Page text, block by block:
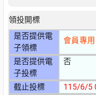
領投開標
是否提供電
子領標
會員專用
是否提供電
子投標
否
截止投標
115/6/5